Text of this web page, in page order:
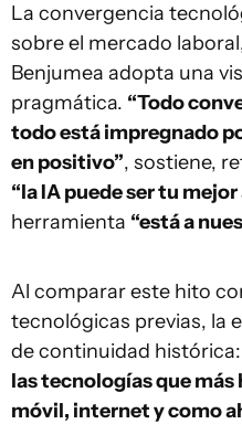
La convergencia
sobre el mercado
Benjumea adopta una
pragmática. “Todo
todo está impregnado
en positivo”, sostiene,
“la IA puede ser tu mejor
herramienta “está a
Al comparar este hito
tecnológicas previas, la
de continuidad histórica:
las tecnologías que más
móvil, internet y como